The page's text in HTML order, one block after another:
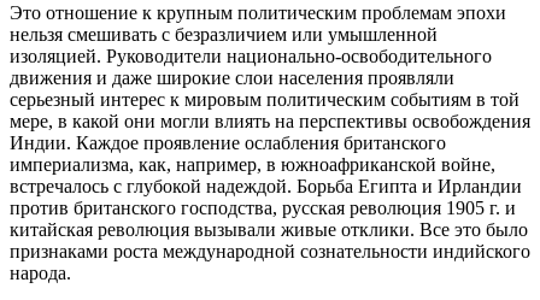
Это отношение к крупным политическим проблемам эпохи
нельзя смешивать с безразличием или умышленной
изоляцией. Руководители национально-освободительного
движения и даже широкие слои населения проявляли
серьезный интерес к мировым политическим событиям в той
мере, в какой они могли влиять на перспективы освобождения
Индии. Каждое проявление ослабления британского
империализма, как, например, в южноафриканской войне,
встречалось с глубокой надеждой. Борьба Египта и Ирландии
против британского господства, русская революция 1905 г. и
китайская революция вызывали живые отклики. Все это было
признаками роста международной сознательности индийского
народа.